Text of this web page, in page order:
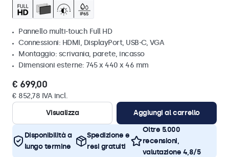
Pannello multi-touch Full HD
Connessioni: HDMI, DisplayPort, USB-C, VGA
Montaggio: scrivania, parete, incasso
Dimensioni esterne: 745 x 440 x 46 mm
€ 699,00
€ 852,78 IVA incl.
Visualizza
Aggiungi al carrello
Disponibilità a
lungo termine
Spedizione e
resi gratuiti
Oltre 5.000
recensioni,
valutazione 4,8/5